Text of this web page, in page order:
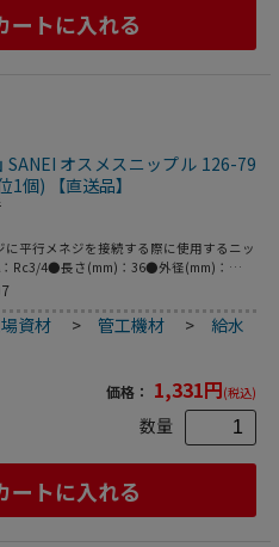
ートに入れる
SANEI オスメスニップル 126-79
1個) 【直送品】
平行メネジを接続する際に使用するニッ
Rc3/4●長さ(mm)：36●外径(mm)：
び径B：G3/4●メネジサイズ：Rc3/4、
資材 >管工機材 > 給水
価格： 1,331円(税込)
数量
ートに入れる